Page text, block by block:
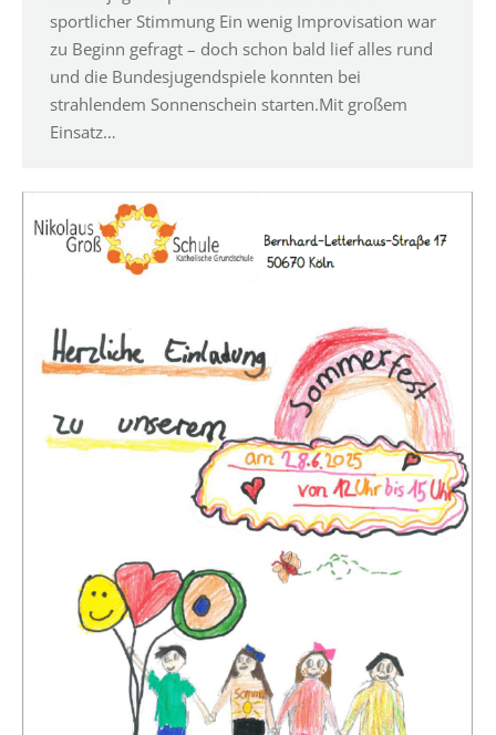
sportlicher Stimmung Ein wenig Improvisation war
zu Beginn gefragt – doch schon bald lief alles rund
und die Bundesjugendspiele konnten bei
strahlendem Sonnenschein starten.Mit großem
Einsatz…